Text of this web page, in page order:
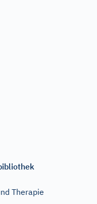
Therapie